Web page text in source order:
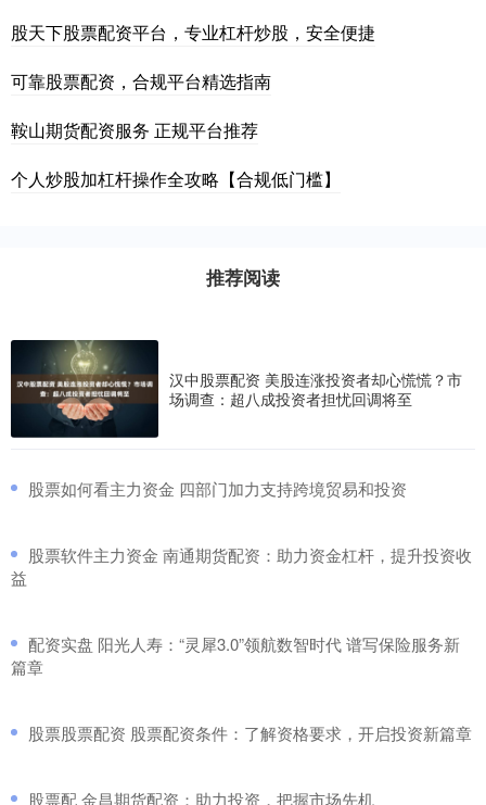
股天下股票配资平台，专业杠杆炒股，安全便捷
可靠股票配资，合规平台精选指南
鞍山期货配资服务 正规平台推荐
个人炒股加杠杆操作全攻略【合规低门槛】
推荐阅读
汉中股票配资 美股连涨投资者却心慌慌？市
场调查：超八成投资者担忧回调将至
​股票如何看主力资金 四部门加力支持跨境贸易和投资
​股票软件主力资金 南通期货配资：助力资金杠杆，提升投资收
益
​配资实盘 阳光人寿：“灵犀3.0”领航数智时代 谱写保险服务新
篇章
​股票股票配资 股票配资条件：了解资格要求，开启投资新篇章
​股票配 金昌期货配资：助力投资，把握市场先机